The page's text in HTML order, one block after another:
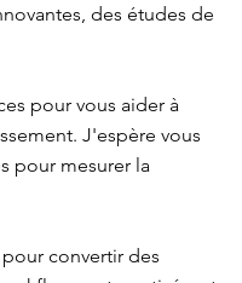
des études de
pour vous aider à
J'espère vous
pour mesurer la
convertir des